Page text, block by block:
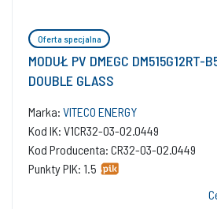
Oferta specjalna
MODUŁ PV DMEGC DM515G12RT-
DOUBLE GLASS
Marka: VITECO ENERGY
Kod IK: V1CR32-03-02.0449
Kod Producenta: CR32-03-02.0449
Punkty PIK: 1.5